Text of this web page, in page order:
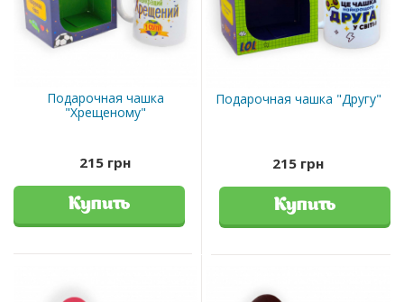
Подарочная чашка
"Хрещеному"
215 грн
Купить
Подарочная чашка "Другу"
215 грн
Купить